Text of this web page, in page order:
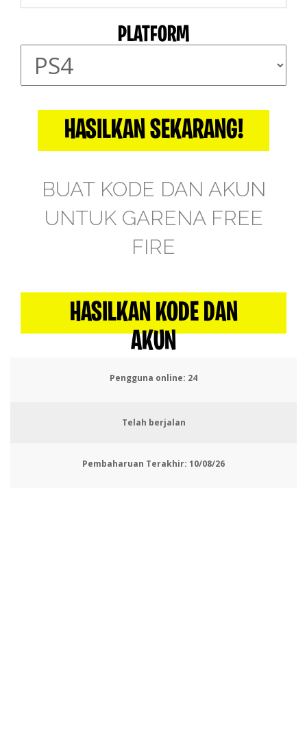
PLATFORM
HASILKAN SEKARANG!
BUAT KODE DAN AKUN
UNTUK GARENA FREE
FIRE
HASILKAN KODE DAN
AKUN
Pengguna online: 28
Telah berjalan
Pembaharuan Terakhir: 10/08/26